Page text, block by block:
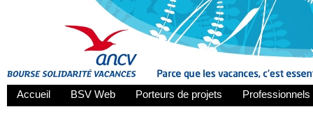
Accueil BSV Web Porteurs de projets